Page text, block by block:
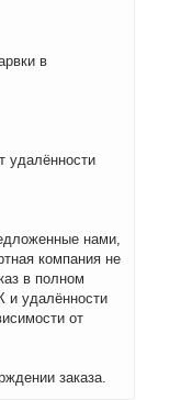
в
удалённости
нами,
компания не
в полном
и удалённости
от
заказа.